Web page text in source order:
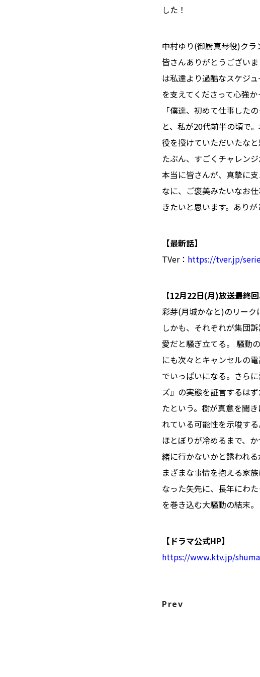
した！
中村ゆり(御厨真琴役)クラ
皆さんありがとうござい
は私達より過酷なスケジ
を支えてくださって心強
「僕達、初めて仕事した
と、私が20代前半の頃で
役を授けていただいたな
たぶん、すごくチャレン
本当に皆さんが、真摯に
なに、ご褒美みたいなお
きたいと思います。ありが
【最新話】
TVer： https://tver.jp/
【12月22日(月)放送最終回
彩芽(月城かなと)のリーク
しかも、それぞれが集団
愛だと騒ぎ立てる。 騒動
にも次々とキャンセルの
でいっぱいになる。さら
ズ』の実態を証言するは
たという。樹が真意を聞
れている可能性を示唆す
ほとぼりが冷めるまで、
緒に行かないかと誘われ
まざまな事情を抱える家
なった矢先に、長年にわ
を巻き込む大騒動の結末
【ドラマ公式HP】
https://www.ktv.jp/
Prev